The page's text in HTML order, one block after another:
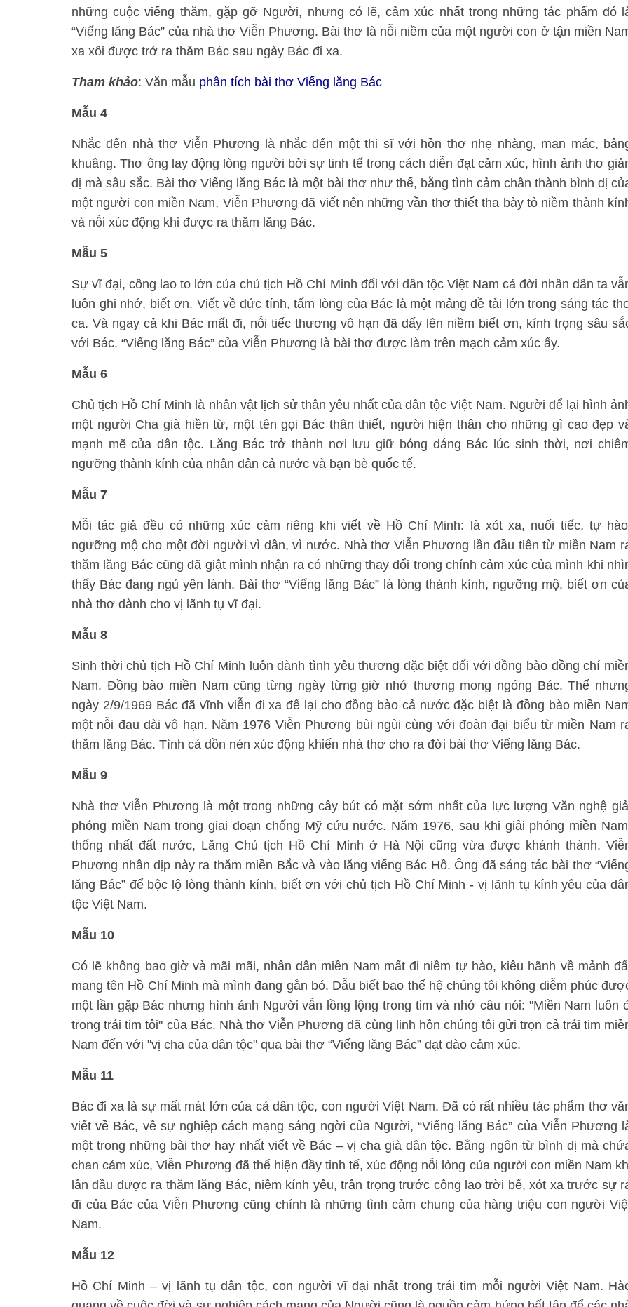
những cuộc viếng thăm, gặp gỡ Người, nhưng có lẽ, cảm xúc nhất trong những tác phẩm đó
“Viếng lăng Bác” của nhà thơ Viễn Phương. Bài thơ là nỗi niềm của một người con ở tận miền
xa xôi được trở ra thăm Bác sau ngày Bác đi xa.
Tham khảo: Văn mẫu phân tích bài thơ Viếng lăng Bác
Mẫu 4
Nhắc đến nhà thơ Viễn Phương là nhắc đến một thi sĩ với hồn thơ nhẹ nhàng, man mác,
khuâng. Thơ ông lay động lòng người bởi sự tinh tế trong cách diễn đạt cảm xúc, hình ảnh thơ
dị mà sâu sắc. Bài thơ Viếng lăng Bác là một bài thơ như thế, bằng tình cảm chân thành bình dị
một người con miền Nam, Viễn Phương đã viết nên những vần thơ thiết tha bày tỏ niềm thành
và nỗi xúc động khi được ra thăm lăng Bác.
Mẫu 5
Sự vĩ đại, công lao to lớn của chủ tịch Hồ Chí Minh đối với dân tộc Việt Nam cả đời nhân dân ta
luôn ghi nhớ, biết ơn. Viết về đức tính, tấm lòng của Bác là một mảng đề tài lớn trong sáng tác
ca. Và ngay cả khi Bác mất đi, nỗi tiếc thương vô hạn đã dấy lên niềm biết ơn, kính trọng sâu
với Bác. “Viếng lăng Bác” của Viễn Phương là bài thơ được làm trên mạch cảm xúc ấy.
Mẫu 6
Chủ tịch Hồ Chí Minh là nhân vật lịch sử thân yêu nhất của dân tộc Việt Nam. Người để lại hình
một người Cha già hiền từ, một tên gọi Bác thân thiết, người hiện thân cho những gì cao đẹp
mạnh mẽ của dân tộc. Lăng Bác trở thành nơi lưu giữ bóng dáng Bác lúc sinh thời, nơi
ngưỡng thành kính của nhân dân cả nước và bạn bè quốc tế.
Mẫu 7
Mỗi tác giả đều có những xúc cảm riêng khi viết về Hồ Chí Minh: là xót xa, nuối tiếc, tự
ngưỡng mộ cho một đời người vì dân, vì nước. Nhà thơ Viễn Phương lần đầu tiên từ miền Nam
thăm lăng Bác cũng đã giật mình nhận ra có những thay đổi trong chính cảm xúc của mình khi
thấy Bác đang ngủ yên lành. Bài thơ “Viếng lăng Bác” là lòng thành kính, ngưỡng mộ, biết ơn
nhà thơ dành cho vị lãnh tụ vĩ đại.
Mẫu 8
Sinh thời chủ tịch Hồ Chí Minh luôn dành tình yêu thương đặc biệt đối với đồng bào đồng chí
Nam. Đồng bào miền Nam cũng từng ngày từng giờ nhớ thương mong ngóng Bác. Thế
ngày 2/9/1969 Bác đã vĩnh viễn đi xa để lại cho đồng bào cả nước đặc biệt là đồng bào miền
một nỗi đau dài vô hạn. Năm 1976 Viễn Phương bùi ngùi cùng với đoàn đại biểu từ miền Nam
thăm lăng Bác. Tình cả dồn nén xúc động khiến nhà thơ cho ra đời bài thơ Viếng lăng Bác.
Mẫu 9
Nhà thơ Viễn Phương là một trong những cây bút có mặt sớm nhất của lực lượng Văn nghệ
phóng miền Nam trong giai đoạn chống Mỹ cứu nước. Năm 1976, sau khi giải phóng miền
thống nhất đất nước, Lăng Chủ tịch Hồ Chí Minh ở Hà Nội cũng vừa được khánh thành.
Phương nhân dịp này ra thăm miền Bắc và vào lăng viếng Bác Hồ. Ông đã sáng tác bài thơ
lăng Bác” để bộc lộ lòng thành kính, biết ơn với chủ tịch Hồ Chí Minh - vị lãnh tụ kính yêu của
tộc Việt Nam.
Mẫu 10
Có lẽ không bao giờ và mãi mãi, nhân dân miền Nam mất đi niềm tự hào, kiêu hãnh về mảnh
mang tên Hồ Chí Minh mà mình đang gắn bó. Dẫu biết bao thế hệ chúng tôi không diễm phúc
một lần gặp Bác nhưng hình ảnh Người vẫn lồng lộng trong tim và nhớ câu nói: "Miền Nam luôn
trong trái tim tôi" của Bác. Nhà thơ Viễn Phương đã cùng linh hồn chúng tôi gửi trọn cả trái tim
Nam đến với "vị cha của dân tộc" qua bài thơ “Viếng lăng Bác” dạt dào cảm xúc.
Mẫu 11
Bác đi xa là sự mất mát lớn của cả dân tộc, con người Việt Nam. Đã có rất nhiều tác phẩm thơ
viết về Bác, về sự nghiệp cách mạng sáng ngời của Người, “Viếng lăng Bác” của Viễn Phương
một trong những bài thơ hay nhất viết về Bác – vị cha già dân tộc. Bằng ngôn từ bình dị mà
chan cảm xúc, Viễn Phương đã thể hiện đầy tinh tế, xúc động nỗi lòng của người con miền Nam
lần đầu được ra thăm lăng Bác, niềm kính yêu, trân trọng trước công lao trời bể, xót xa trước sự
đi của Bác của Viễn Phương cũng chính là những tình cảm chung của hàng triệu con người
Nam.
Mẫu 12
Hồ Chí Minh – vị lãnh tụ dân tộc, con người vĩ đại nhất trong trái tim mỗi người Việt Nam.